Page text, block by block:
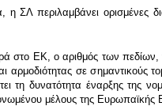
η ΣΛ περιλαμβάνει ορισμένες
στο ΕΚ, ο αριθμός των
αρμοδιότητας σε σημαντικούς
τη δυνατότητα έναρξης της
μέλους της Ευρωπαϊκής